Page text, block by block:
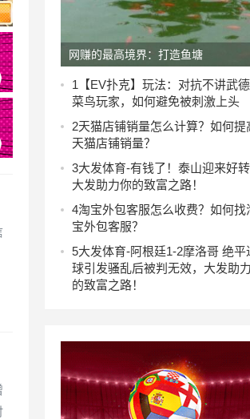
网赚的最高境界：打造鱼塘
1 【EV扑克】玩法：对抗不讲武
菜鸟玩家，如何避免被刺激上头
2天猫店铺销量怎么计算？如何提
天猫店铺销量？
3大发体育-有钱了！泰山迎来好转
大发助力你的致富之路！
4淘宝外包客服怎么收费？如何找
宝外包客服？
5大发体育-阿根廷1-2摩洛哥 绝平
球引发骚乱后被判无效，大发助
的致富之路！